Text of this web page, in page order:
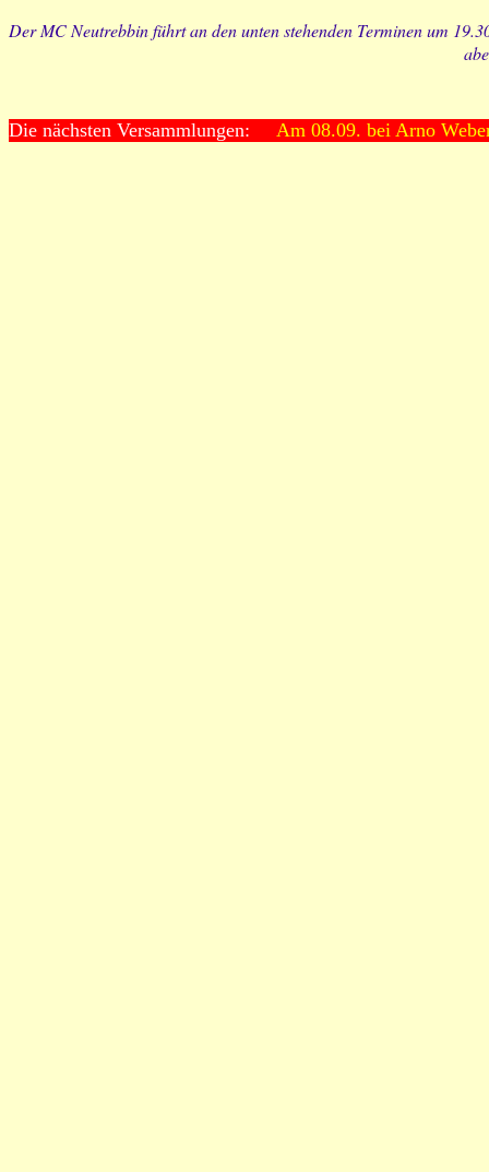
Der MC Neutrebbin führt an den unten stehenden Terminen um
Die nächsten Versammlungen: Am 08.09. bei Arno Weber